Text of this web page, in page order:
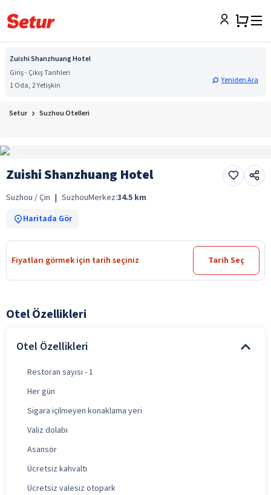
Zuishi Shanzhuang Hotel
Giriş - Çıkış Tarihleri
1 Oda, 2 Yetişkin
Yeniden Ara
Setur Suzhou Otelleri
Zuishi Shanzhuang Hotel
Suzhou / Çin | SuzhouMerkez:34.5 km
Haritada Gör
Fiyatları görmek için tarih seçiniz Tarih Seç
Otel Özellikleri
Otel Özellikleri
Restoran sayısı - 1
Her gün
Sigara içilmeyen konaklama yeri
Valiz dolabı
Asansör
Ücretsiz kahvaltı
Ücretsiz valesiz otopark